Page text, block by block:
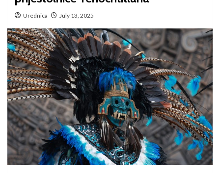
Urednica July 13, 2025